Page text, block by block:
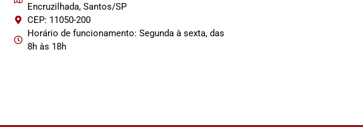
Encruzilhada, Santos/SP
CEP: 11050-200
Horário de funcionamento: Segunda à sexta, das
8h às 18h